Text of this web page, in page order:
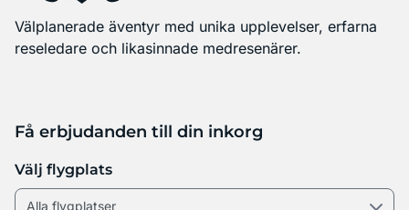
Välplanerade äventyr med unika upplevelser, erfarna
reseledare och likasinnade medresenärer.
Få erbjudanden till din inkorg
Välj flygplats